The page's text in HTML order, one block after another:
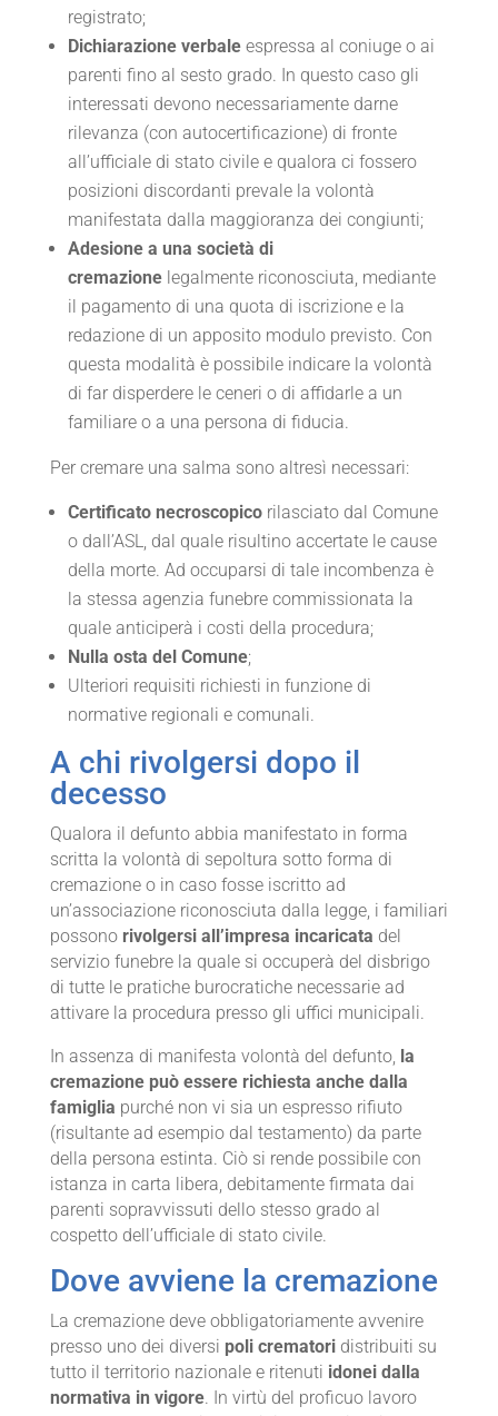
registrato;
Dichiarazione verbaleespressa al coniuge o ai
parenti fino al sesto grado. In questo caso gli
interessati devono necessariamente darne
rilevanza (con autocertificazione) di fronte
all’ufficiale di stato civile e qualora ci fossero
posizioni discordanti prevale la volontà
manifestata dalla maggioranza dei congiunti;
Adesione a una società di
cremazionelegalmente riconosciuta, mediante
il pagamento di una quota di iscrizione e la
redazione di un apposito modulo previsto. Con
questa modalità è possibile indicare la volontà
di far disperdere le ceneri o di affidarle a un
familiare o a una persona di fiducia.
Per cremare una salma sono altresì necessari:
Certificato necroscopicorilasciato dal Comune
o dall’ASL, dal quale risultino accertate le cause
della morte. Ad occuparsi di tale incombenza è
la stessa agenzia funebre commissionata la
quale anticiperà i costi della procedura;
Nulla osta del Comune;
Ulteriori requisiti richiesti in funzione di
normative regionali e comunali.
A chi rivolgersi dopo il
decesso
Qualora il defunto abbia manifestato in forma
scritta la volontà di sepoltura sotto forma di
cremazione o in caso fosse iscritto ad
un’associazione riconosciuta dalla legge, i familiari
possono rivolgersi all’impresa incaricata del
servizio funebre la quale si occuperà del disbrigo
di tutte le pratiche burocratiche necessarie ad
attivare la procedura presso gli uffici municipali.
In assenza di manifesta volontà del defunto, la
cremazione può essere richiesta anche dalla
famiglia purché non vi sia un espresso rifiuto
(risultante ad esempio dal testamento) da parte
della persona estinta. Ciò si rende possibile con
istanza in carta libera, debitamente firmata dai
parenti sopravvissuti dello stesso grado al
cospetto dell’ufficiale di stato civile.
Dove avviene la cremazione
La cremazione deve obbligatoriamente avvenire
presso uno dei diversi poli crematoridistribuiti su
tutto il territorio nazionale e ritenuti idonei dalla
normativa in vigore. In virtù del proficuo lavoro